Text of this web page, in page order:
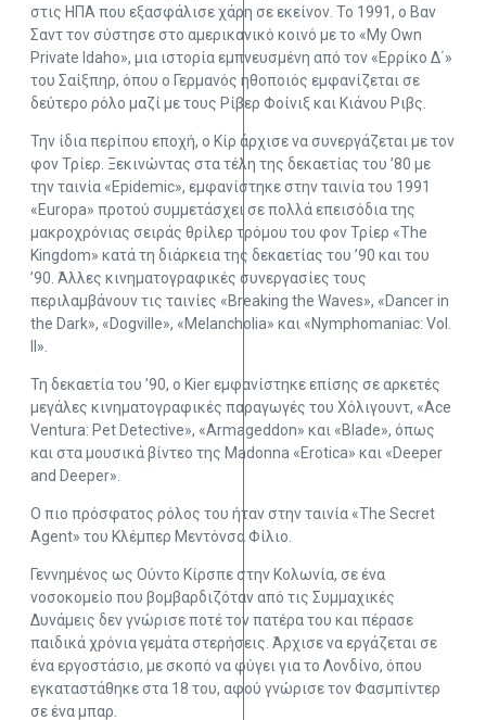
στις ΗΠΑ που εξασφάλισε χάρη σε εκείνον. Το 1991, ο Βαν
Σαντ τον σύστησε στο αμερικανικό κοινό με το «My Own
Private Idaho», μια ιστορία εμπνευσμένη από τον «Ερρίκο Δ΄»
του Σαίξπηρ, όπου ο Γερμανός ηθοποιός εμφανίζεται σε
δεύτερο ρόλο μαζί με τους Ρίβερ Φοίνιξ και Κιάνου Ριβς.
Την ίδια περίπου εποχή, ο Κίρ άρχισε να συνεργάζεται με τον
φον Τρίερ. Ξεκινώντας στα τέλη της δεκαετίας του ’80 με
την ταινία «Epidemic», εμφανίστηκε στην ταινία του 1991
«Europa» προτού συμμετάσχει σε πολλά επεισόδια της
μακροχρόνιας σειράς θρίλερ τρόμου του φον Τρίερ «The
Kingdom» κατά τη διάρκεια της δεκαετίας του ’90 και του
’90. Άλλες κινηματογραφικές συνεργασίες τους
περιλαμβάνουν τις ταινίες «Breaking the Waves», «Dancer in
the Dark», «Dogville», «Melancholia» και «Nymphomaniac: Vol.
II».
Τη δεκαετία του ’90, ο Kier εμφανίστηκε επίσης σε αρκετές
μεγάλες κινηματογραφικές παραγωγές του Χόλιγουντ, «Ace
Ventura: Pet Detective», «Armageddon» και «Blade», όπως
και στα μουσικά βίντεο της Madonna «Erotica» και «Deeper
and Deeper».
Ο πιο πρόσφατος ρόλος του ήταν στην ταινία «The Secret
Agent» του Κλέμπερ Μεντόνσα Φίλιο.
Γεννημένος ως Ούντο Κίρσπε στην Κολωνία, σε ένα
νοσοκομείο που βομβαρδιζόταν από τις Συμμαχικές
Δυνάμεις δεν γνώρισε ποτέ τον πατέρα του και πέρασε
παιδικά χρόνια γεμάτα στερήσεις. Άρχισε να εργάζεται σε
ένα εργοστάσιο, με σκοπό να φύγει για το Λονδίνο, όπου
εγκαταστάθηκε στα 18 του, αφού γνώρισε τον Φασμπίντερ
σε ένα μπαρ.